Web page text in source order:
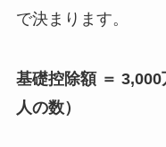
で決まります。
基礎控除額 ＝
人の数）